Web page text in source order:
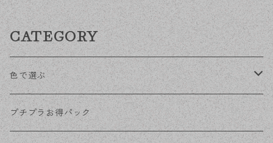
CATEGORY
色で選ぶ
KCゴールド
プチプラお得パック